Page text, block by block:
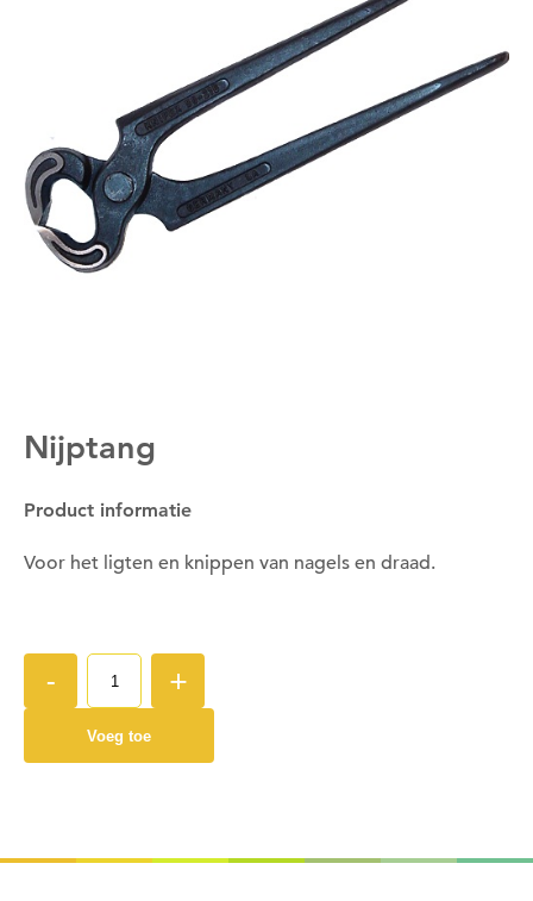
Nijptang
Product informatie
Voor het ligten en knippen van nagels en draad.
- +
Voeg toe
Wil je nu inloggen?
Ja
Om gereedschap te kunnen lenen moet je ingelogd